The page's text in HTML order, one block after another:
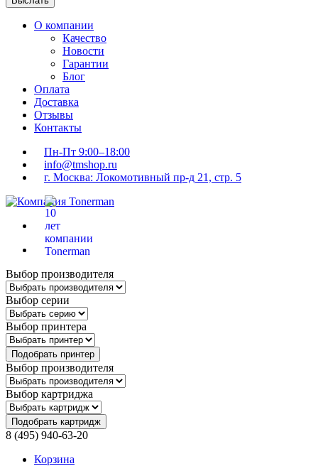
О компании
Качество
Новости
Гарантии
Блог
Оплата
Доставка
Отзывы
Контакты
Пн-Пт 9:00–18:00
info@tmshop.ru
г. Москва: Локомотивный пр-д 21, стр. 5
Выбор производителя
Выбор серии
Выбор принтера
Подобрать принтер
Выбор производителя
Выбор картриджа
Подобрать картридж
8 (495) 940-63-20
Корзина